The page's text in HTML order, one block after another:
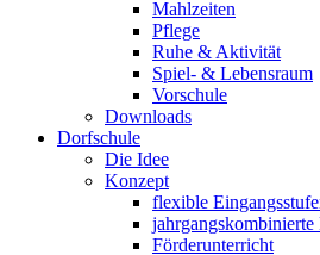
Mahlzeiten
Pflege
Ruhe & Aktivität
Spiel- & Lebensraum
Vorschule
Downloads
Dorfschule
Die Idee
Konzept
flexible
jahrgangskombinierte
Förderunterricht